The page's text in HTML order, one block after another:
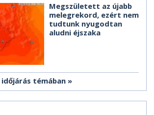
Megszületett az újabb
melegrekord, ezért nem
tudtunk nyugodtan
aludni éjszaka
témában